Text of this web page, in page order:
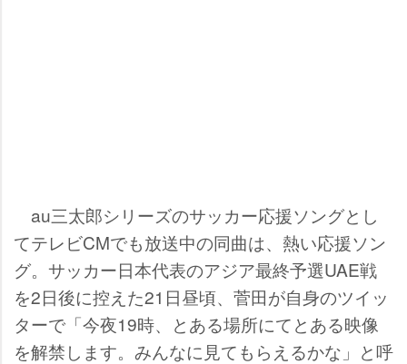
au三太郎シリーズのサッカー応援ソングとし
てテレビCMでも放送中の同曲は、熱い応援ソン
グ。サッカー日本代表のアジア最終予選UAE戦
を2日後に控えた21日昼頃、菅田が自身のツイッ
ターで「今夜19時、とある場所にてとある映像
を解禁します。みんなに見てもらえるかな」と呼